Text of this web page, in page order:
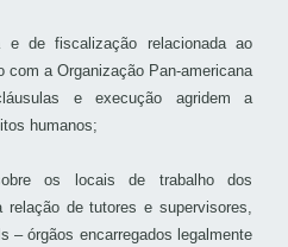
e de fiscalização relacionada ao
com a Organização Pan-americana
e execução agridem a
humanos;
os locais de trabalho dos
de tutores e supervisores,
– órgãos encarregados legalmente